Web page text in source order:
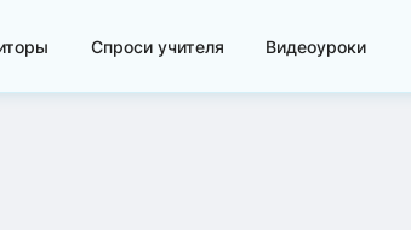
Спроси учителя Видеоуроки